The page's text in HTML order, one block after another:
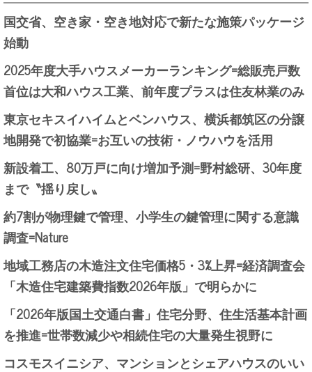
国交省、空き家・空き地対応で新たな施策パッケージ
始動
2025年度大手ハウスメーカーランキング=総販売戸数
首位は大和ハウス工業、前年度プラスは住友林業のみ
東京セキスイハイムとベンハウス、横浜都筑区の分譲
地開発で初協業=お互いの技術・ノウハウを活用
新設着工、80万戸に向け増加予測=野村総研、30年度
まで〝揺り戻し〟
約7割が物理鍵で管理、小学生の鍵管理に関する意識
調査=Nature
地域工務店の木造注文住宅価格5・3%上昇=経済調査会
「木造住宅建築費指数2026年版」で明らかに
「2026年版国土交通白書」住宅分野、住生活基本計画
を推進=世帯数減少や相続住宅の大量発生視野に
コスモスイニシア、マンションとシェアハウスのいい